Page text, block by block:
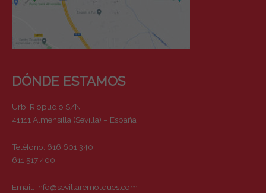
DÓNDE ESTAMOS
Urb. Riopudio S/N
41111 Almensilla (Sevilla) – España
Teléfono: 616 601 340
611 517 400
Email: info@sevillaremolques.com